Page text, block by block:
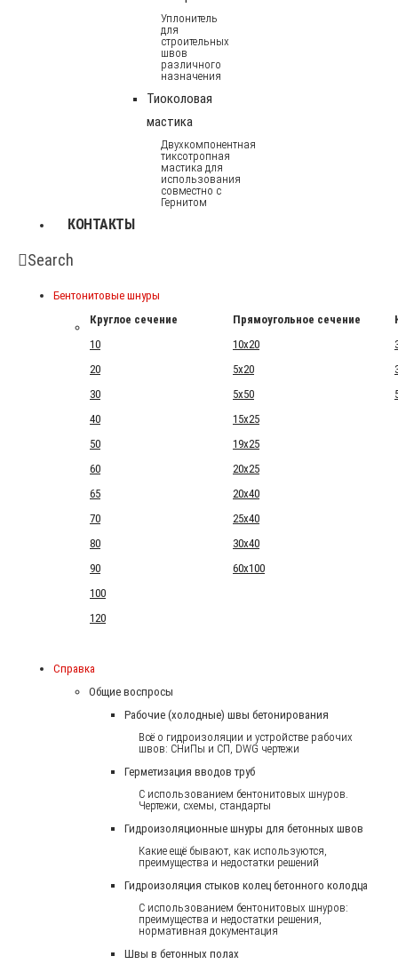
Уплонитель
для
строительных
швов
различного
назначения
Тиоколовая
мастика
Двухкомпонентная
тиксотропная
мастика для
использования
совместно с
Гернитом
КОНТАКТЫ
Search
Бентонитовые шнуры
Круглое сечение
Прямоугольное сечение
10
10x20
20
5x20
30
5x50
40
15x25
50
19x25
60
20x25
65
20x40
70
25x40
80
30x40
90
60x100
100
120
Справка
Общие воспросы
Рабочие (холодные) швы бетонирования
Всё о гидроизоляции и устройстве рабочих
швов: СНиПы и СП, DWG чертежи
Герметизация вводов труб
С использованием бентонитовых шнуров.
Чертежи, схемы, стандарты
Гидроизоляционные шнуры для бетонных швов
Какие ещё бывают, как используются,
преимущества и недостатки решений
Гидроизоляция стыков колец бетонного колодца
С использованием бентонитовых шнуров:
преимущества и недостатки решения,
нормативная документация
Швы в бетонных полах